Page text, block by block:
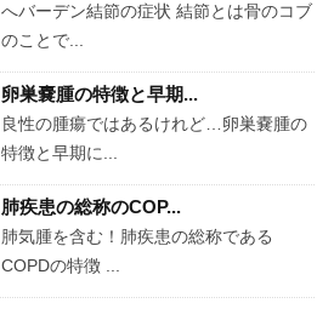
へバーデン結節の症状 結節とは骨のコブ
のことで...
卵巣嚢腫の特徴と早期...
良性の腫瘍ではあるけれど…卵巣嚢腫の
特徴と早期に...
肺疾患の総称のCOP...
肺気腫を含む！肺疾患の総称である
COPDの特徴 ...